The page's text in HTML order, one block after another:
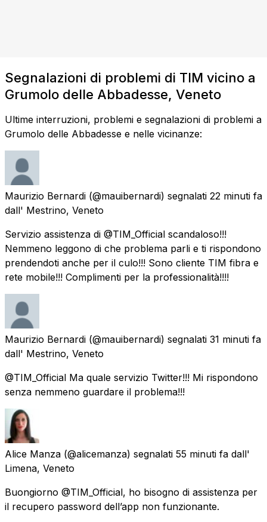
Segnalazioni di problemi di TIM vicino a
Grumolo delle Abbadesse, Veneto
Ultime interruzioni, problemi e segnalazioni di problemi a
Grumolo delle Abbadesse e nelle vicinanze:
Maurizio Bernardi (@mauibernardi) segnalati 22 minuti fa
dall' Mestrino, Veneto
Servizio assistenza di @TIM_Official scandaloso!!!
Nemmeno leggono di che problema parli e ti rispondono
prendendoti anche per il culo!!! Sono cliente TIM fibra e
rete mobile!!! Complimenti per la professionalità!!!!
Maurizio Bernardi (@mauibernardi) segnalati 31 minuti fa
dall' Mestrino, Veneto
@TIM_Official Ma quale servizio Twitter!!! Mi rispondono
senza nemmeno guardare il problema!!!
Alice Manza (@alicemanza) segnalati 55 minuti fa dall'
Limena, Veneto
Buongiorno @TIM_Official, ho bisogno di assistenza per
il recupero password dell’app non funzionante.